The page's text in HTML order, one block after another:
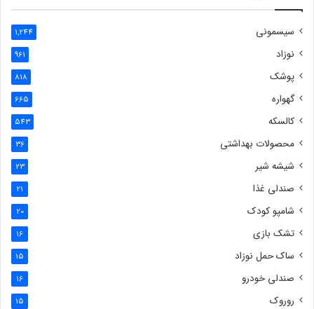
سیسمونی 1,244
نوزاد 961
پوشک 818
گهواره 665
کالسکه 543
محصولات بهداشتی 36
شیشه شیر 23
صندلی غذا 21
شامپو کودک 20
تشک بازی 16
ساک حمل نوزاد 15
صندلی خودرو 16
روروک 15